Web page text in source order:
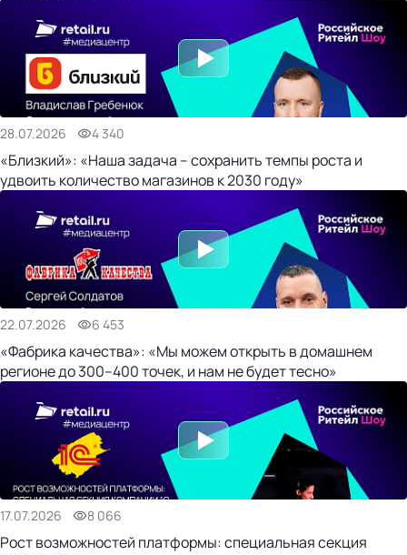
28.07.2026 4 340
«Близкий»: «Наша задача – сохранить темпы роста и
удвоить количество магазинов к 2030 году»
22.07.2026 6 453
«Фабрика качества»: «Мы можем открыть в домашнем
регионе до 300–400 точек, и нам не будет тесно»
17.07.2026 8 066
Рост возможностей платформы: специальная секция